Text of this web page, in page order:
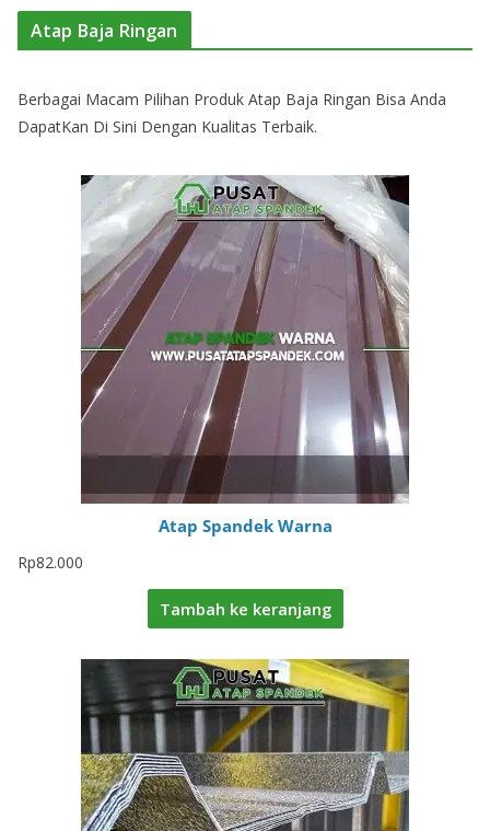
Atap Baja Ringan
Berbagai Macam Pilihan Produk Atap Baja Ringan Bisa Anda
DapatKan Di Sini Dengan Kualitas Terbaik.
Atap Spandek Warna
Rp82.000
Tambah ke keranjang